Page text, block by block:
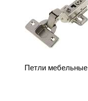
Петли мебельные